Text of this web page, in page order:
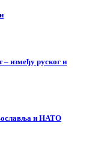
– између руског и
и НАТО